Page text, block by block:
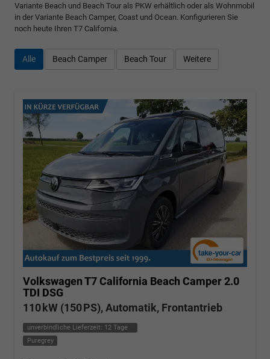
Variante Beach und Beach Tour als PKW erhältlich oder als Wohnmobil
in der Variante Beach Camper, Coast und Ocean. Konfigurieren Sie
noch heute Ihren T7 California.
Alle Beach Camper Beach Tour Weitere
Volkswagen T7 California Beach Camper 2.0
TDI DSG
110 kW (150 PS), Automatik, Frontantrieb
unverbindliche Lieferzeit: 12 Tage
Puregrey